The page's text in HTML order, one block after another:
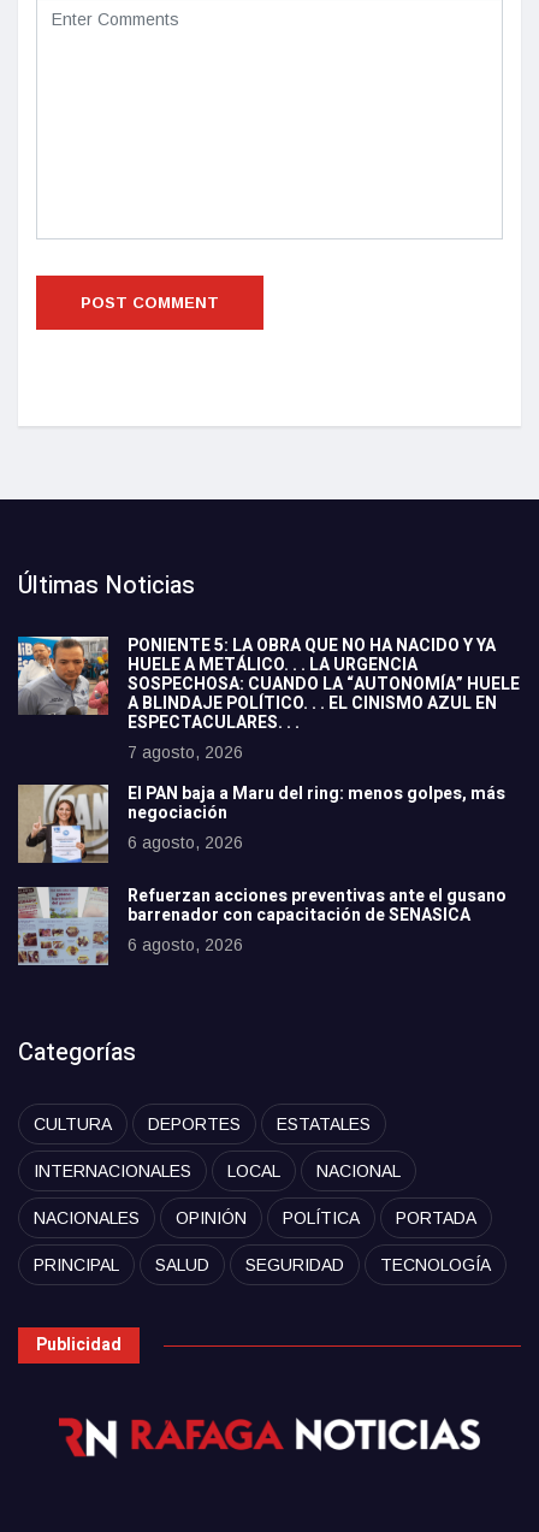
Últimas Noticias
PONIENTE 5: LA OBRA QUE NO HA NACIDO Y YA
HUELE A METÁLICO. . . LA URGENCIA
SOSPECHOSA: CUANDO LA “AUTONOMÍA” HUELE
A BLINDAJE POLÍTICO. . . EL CINISMO AZUL EN
ESPECTACULARES. . .
7 agosto, 2026
El PAN baja a Maru del ring: menos golpes, más
negociación
6 agosto, 2026
Refuerzan acciones preventivas ante el gusano
barrenador con capacitación de SENASICA
6 agosto, 2026
Categorías
CULTURA DEPORTES ESTATALES
INTERNACIONALES LOCAL NACIONAL
NACIONALES OPINIÓN POLÍTICA PORTADA
PRINCIPAL SALUD SEGURIDAD TECNOLOGÍA
Publicidad